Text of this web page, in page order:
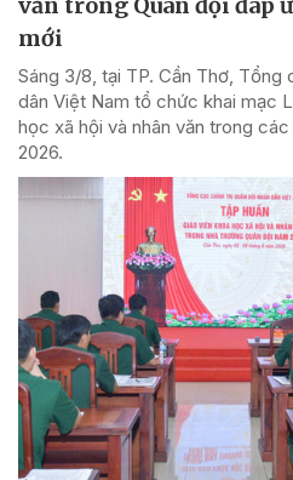
văn trong Quân đội đáp
mới
Sáng 3/8, tại TP. Cần Thơ, Tổng
dân Việt Nam tổ chức khai mạc
học xã hội và nhân văn trong
2026.